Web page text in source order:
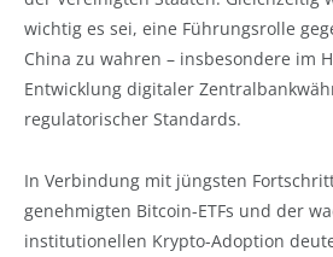
wichtig es sei, eine Führungsrolle
China zu wahren – insbesondere im
Entwicklung digitaler
regulatorischer Standards.
In Verbindung mit jüngsten
genehmigten Bitcoin-ETFs und der
institutionellen Krypto-Adoption